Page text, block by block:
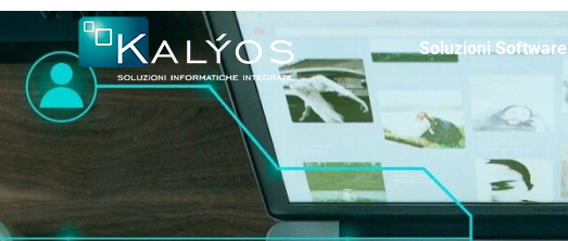
Soluzioni Software